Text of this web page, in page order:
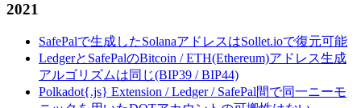
2021
SafePalで生成したSolanaアドレスはSollet.ioで復元可能
LedgerとSafePalのBitcoin / ETH(Ethereum)アドレス生成
アルゴリズムは同じ(BIP39 / BIP44)
Polkadot{.js} Extension / Ledger / SafePal間で同一ニーモ